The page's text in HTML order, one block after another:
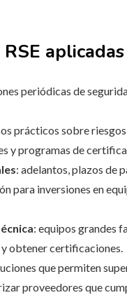
aplicadas
periódicas de
prácticos sobre
y programas de
: adelantos, plazos de
para inversiones en
: equipos grandes
obtener certificaciones.
que permiten
proveedores que